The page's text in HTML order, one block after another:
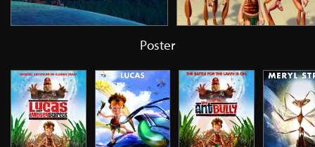
Poster